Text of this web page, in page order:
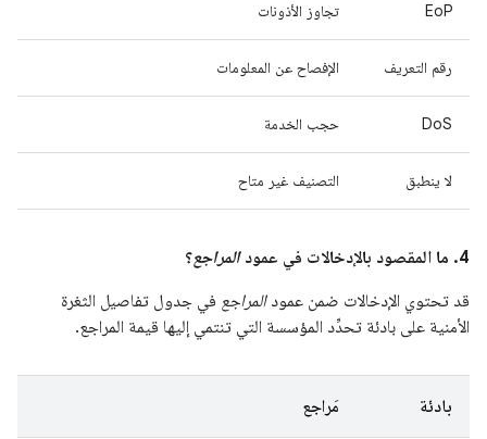
EoP تجاوز الأذونات
رقم التعريف الإفصاح عن المعلومات
DoS حجب الخدمة
لا ينطبق التصنيف غير متاح
4. ما المقصود بالإدخالات في عمود المراجع؟
قد تحتوي الإدخالات ضمن عمودالمراجع في جدول تفاصيل الثغرة
الأمنية على بادئة تحدِّد المؤسسة التي تنتمي إليها قيمة المراجع.
بادئة مَراجع